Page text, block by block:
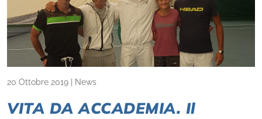
20 Ottobre 2019 News
VITA DA ACCADEMIA. Il